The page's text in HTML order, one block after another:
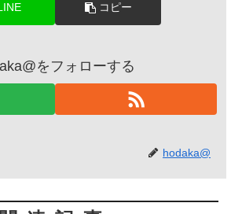
コピー
をフォローする
hodaka@